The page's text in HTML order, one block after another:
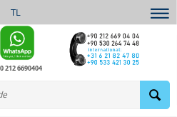
TL
212 6690404